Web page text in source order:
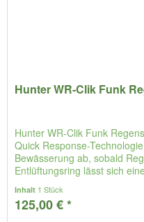
Hunter WR-Clik Funk
Hunter WR-Clik Funk
Quick Response-
Bewässerung ab, sobald
Entlüftungsring lässt sich
Inhalt 1 Stück
125,00 € *